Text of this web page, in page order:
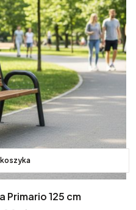
Primario 125 cm